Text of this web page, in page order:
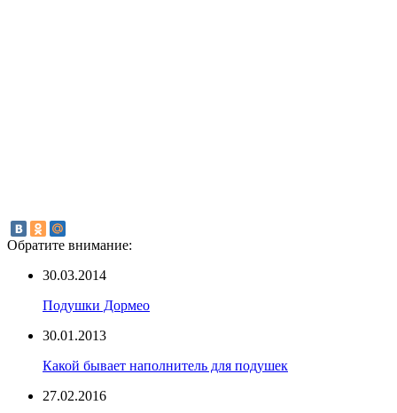
Обратите внимание:
30.03.2014
Подушки Дормео
30.01.2013
Какой бывает наполнитель для подушек
27.02.2016